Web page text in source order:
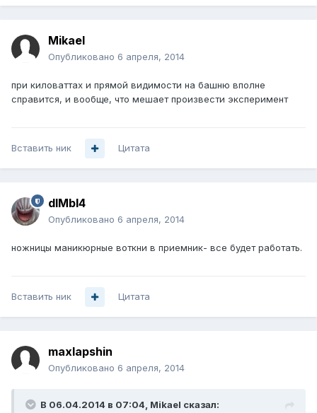
Mikael
Опубликовано 6 апреля, 2014
при киловаттах и прямой видимости на башню вполне
справится, и вообще, что мешает произвести эксперимент
Вставить ник Цитата
dIMbI4
Опубликовано 6 апреля, 2014
ножницы маникюрные воткни в приемник- все будет работать.
Вставить ник Цитата
maxlapshin
Опубликовано 6 апреля, 2014
В 06.04.2014 в 07:04, Mikael сказал: